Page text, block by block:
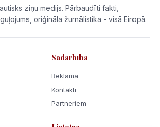
ziņu medijs. Pārbaudīti fakti,
oriģināla žurnālistika - visā Eiropā.
Sadarbība
Reklāma
Kontakti
Partneriem